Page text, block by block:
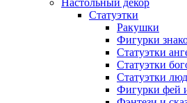
Настольный декор
Статуэтки
Ракушки
Фигурки
Статуэтки
Статуэтки
Статуэтки
Фигурки фей